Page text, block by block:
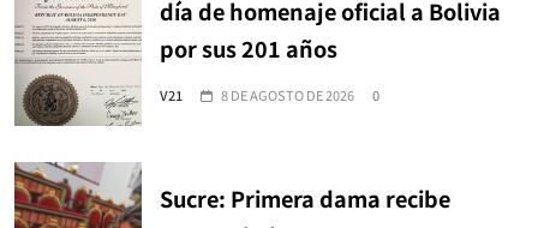
día de homenaje oficial a Bolivia
por sus 201 años
V21 8 DE AGOSTO DE 2026 0
Sucre: Primera dama recibe